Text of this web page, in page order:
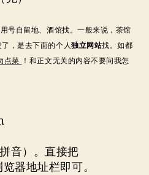
号自留地、酒馆找。一般来说，茶馆
，是去下面的个人独立网站找。如都
点菜 ！和正文无关的内容不要问我怎
音）。直接把
器地址栏即可。